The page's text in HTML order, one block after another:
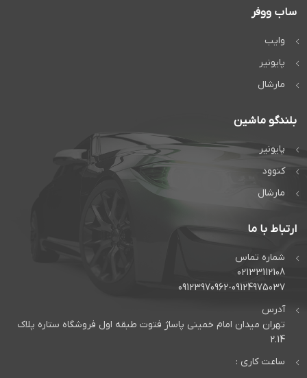
ساب ووفر
وایب
پایونیر
مارشال
بلندگو ماشین
پایونیر
کنوود
مارشال
ارتباط با ما
شماره تماس
02133112108
09123970962-09124975037
آدرس
تهران میدان امام خمینی پاساژ فتوت طبقه اول فروشگاه ستاره پلاک
2.14
ساعت کاری :